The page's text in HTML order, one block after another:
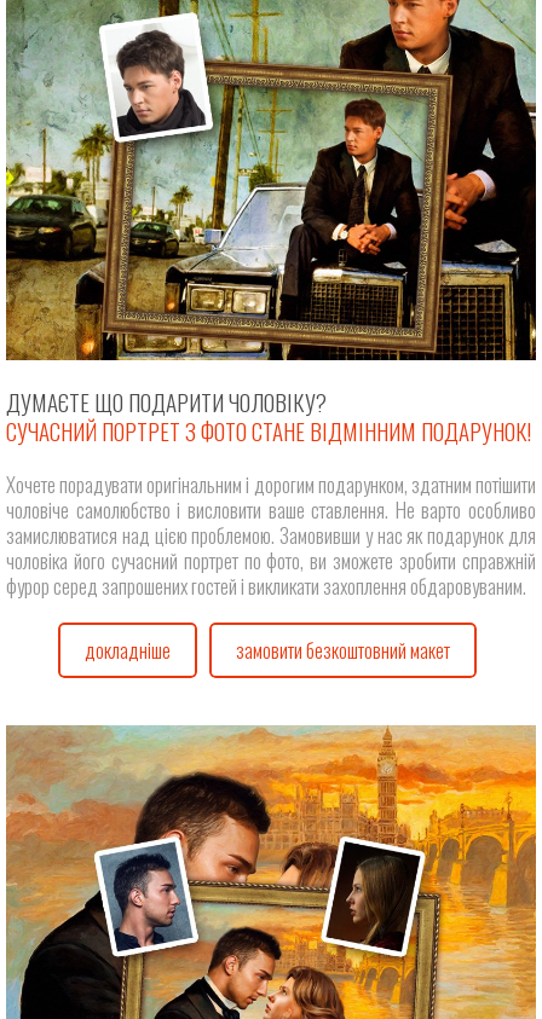
ДУМАЄТЕ ЩО ПОДАРИТИ ЧОЛОВІКУ?
СУЧАСНИЙ ПОРТРЕТ З ФОТО СТАНЕ ВІДМІННИМ ПОДАРУНОК!
Хочете порадувати оригінальним і дорогим подарунком, здатним потішити
чоловіче самолюбство і висловити ваше ставлення. Не варто особливо
замислюватися над цією проблемою. Замовивши у нас як подарунок для
чоловіка його сучасний портрет по фото, ви зможете зробити справжній
фурор серед запрошених гостей і викликати захоплення обдаровуваним.
докладніше замовити безкоштовний макет